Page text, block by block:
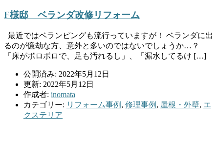
F様邸 ベランダ改修リフォーム
最近ではベランピングも流行っていますが！ ベランダに出
るのが億劫な方、意外と多いのではないでしょうか…？
「床がボロボロで、足も汚れるし」、「漏水してるけ […]
公開済み: 2022年5月12日
更新: 2022年5月12日
作成者: inomata
カテゴリー: リフォーム事例 , 修理事例 , 屋根・外壁, エ
クステリア